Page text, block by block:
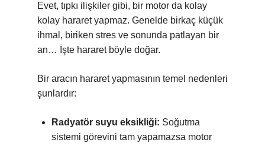
Evet, tıpkı ilişkiler gibi, bir motor da kolay
kolay hararet yapmaz. Genelde birkaç küçük
ihmal, biriken stres ve sonunda patlayan bir
an… İşte hararet böyle doğar.
Bir aracın hararet yapmasının temel nedenleri
şunlardır:
Radyatör suyu eksikliği: Soğutma
sistemi görevini tam yapamazsa motor